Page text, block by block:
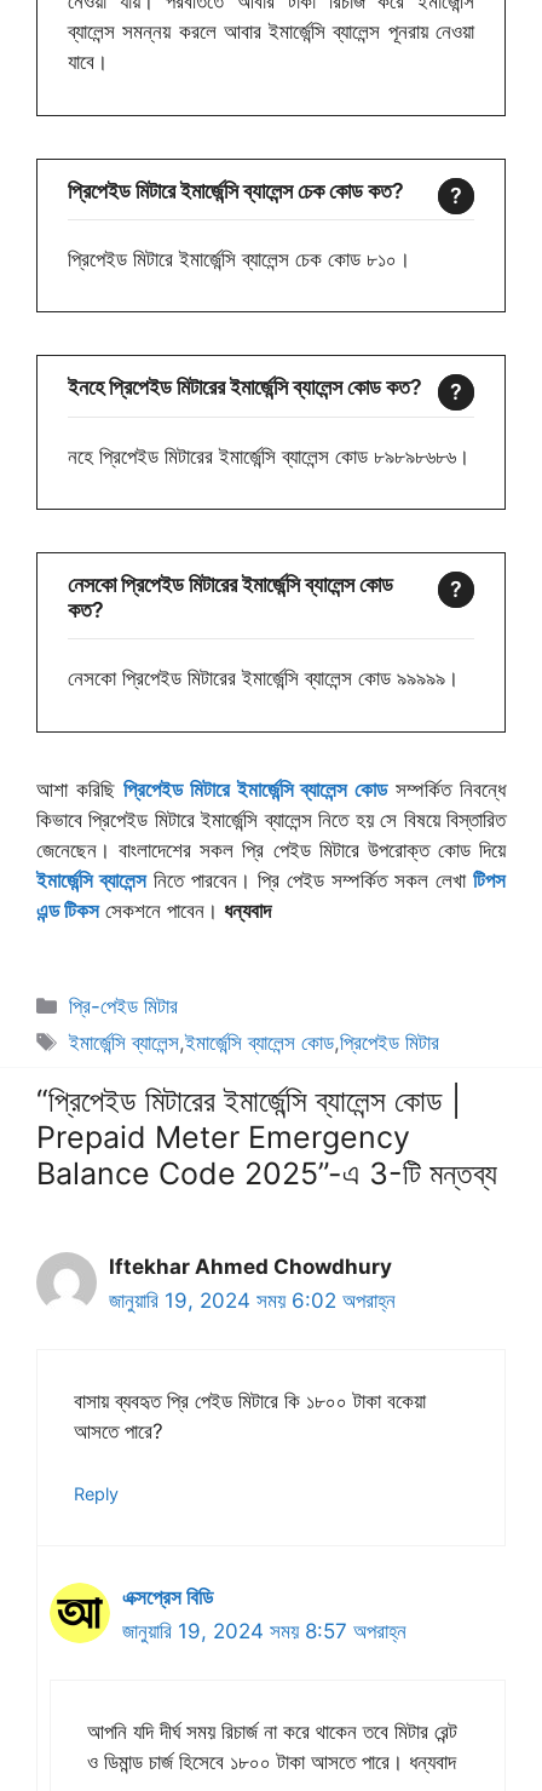
ব্যালেন্স সমন্নয় করলে আবার ইমার্জেন্সি ব্যালেন্স পূনরায় নেওয়া
যাবে।
প্রিপেইড মিটারে ইমার্জেন্সি ব্যালেন্স চেক কোড কত?
প্রিপেইড মিটারে ইমার্জেন্সি ব্যালেন্স চেক কোড ৮১০।
ইনহে প্রিপেইড মিটারের ইমার্জেন্সি ব্যালেন্স কোড কত?
নহে প্রিপেইড মিটারের ইমার্জেন্সি ব্যালেন্স কোড ৮৯৮৯৮৬৮৬।
নেসকো প্রিপেইড মিটারের ইমার্জেন্সি ব্যালেন্স কোড
কত?
নেসকো প্রিপেইড মিটারের ইমার্জেন্সি ব্যালেন্স কোড ৯৯৯৯৯।
আশা করিছি প্রিপেইড মিটারে ইমার্জেন্সি ব্যালেন্স কোডসম্পর্কিত নিবন্ধে
কিভাবে প্রিপেইড মিটারে ইমার্জেন্সি ব্যালেন্স নিতে হয় সে বিষয়ে বিস্তারিত
জেনেছেন। বাংলাদেশের সকল প্রি পেইড মিটারে উপরোক্ত কোড দিয়ে
ইমার্জেন্সি ব্যালেন্সনিতে পারবেন। প্রি পেইড সম্পর্কিত সকল লেখা টিপস
এন্ড টিকসসেকশনে পাবেন। ধন্যবাদ
বিভাগ
সমূহ
প্রি-পেইড মিটার
ট্যাগ
ইমার্জেন্সি ব্যালেন্স,ইমার্জেন্সি ব্যালেন্স কোড,প্রিপেইড মিটার
“প্রিপেইড মিটারের ইমার্জেন্সি ব্যালেন্স কোড |
Prepaid Meter Emergency
Balance Code 2025”-এ 3-টি মন্তব্য
Iftekhar Ahmed Chowdhury
জানুয়ারি 19, 2024 সময় 6:02 অপরাহ্ন
বাসায় ব্যবহৃত প্রি পেইড মিটারে কি ১৮০০ টাকা বকেয়া
আসতে পারে?
Reply
এক্সপ্রেস বিডি
জানুয়ারি 19, 2024 সময় 8:57 অপরাহ্ন
আপনি যদি দীর্ঘ সময় রিচার্জ না করে থাকেন তবে মিটার রেন্ট
ও ডিমান্ড চার্জ হিসেবে ১৮০০ টাকা আসতে পারে। ধন্যবাদ